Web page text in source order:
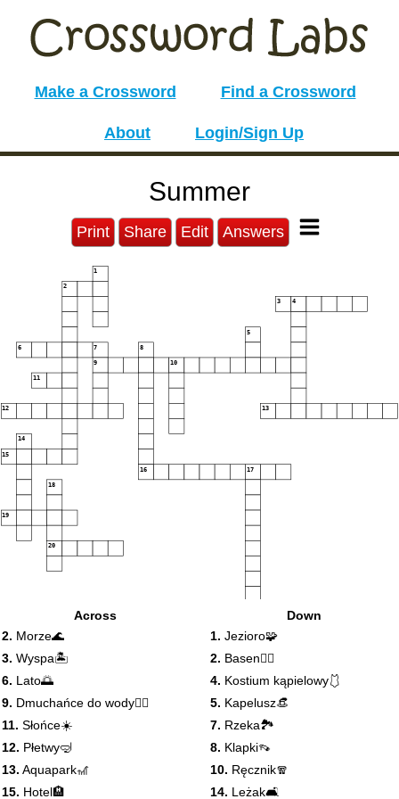
Make a Crossword Find a Crossword
About Login/Sign Up
Summer
Print Share Edit Answers
1
2
3 4
5
6 7 8
9 10
11
12 13
14
15
16 17
18
19
20
Across
2. Morze🌊
3. Wyspa🏝️
6. Lato🌅
9. Dmuchańce do wody🚣‍♀️
11. Słońce☀️
12. Płetwy🤿
13. Aquapark🎢
15. Hotel🏨
Down
1. Jezioro🧩
2. Basen🤽‍♀️
4. Kostium kąpielowy🩱
5. Kapelusz👒
7. Rzeka🏞️
8. Klapki👡
10. Ręcznik🧣
14. Leżak🛋️